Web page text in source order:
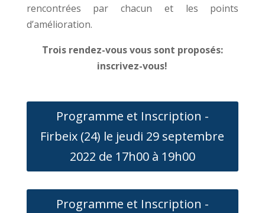
rencontrées par chacun et les points
d’amélioration.
Trois rendez-vous vous sont proposés:
inscrivez-vous!
Programme et Inscription -
Firbeix (24) le jeudi 29 septembre
2022 de 17h00 à 19h00
Programme et Inscription -